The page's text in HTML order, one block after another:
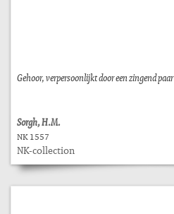
Gehoor, verpersoonlijkt door een zingend paar
Sorgh, H.M.
NK 1557
NK-collection